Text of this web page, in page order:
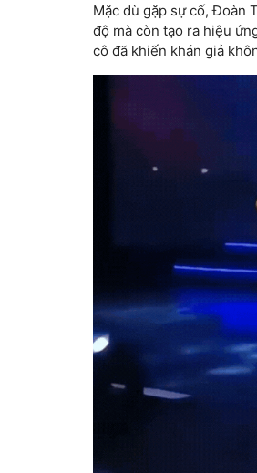
Mặc dù gặp sự cố, Đoàn
độ mà còn tạo ra hiệu
cô đã khiến khán giả